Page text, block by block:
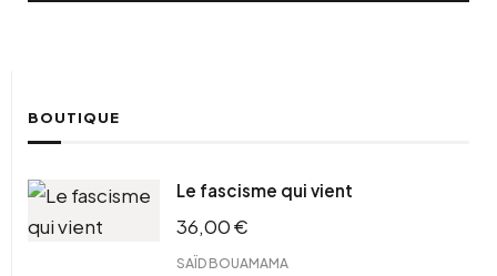
BOUTIQUE
Le fascisme qui vient
36,00€
SAÏD BOUAMAMA